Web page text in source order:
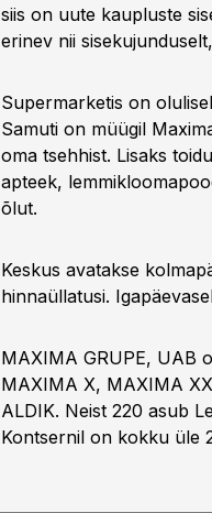
siis on uute kaupluste
erinev nii
Supermarketis on
Samuti on müügil
oma tsehhist. Lisaks
apteek,
õlut.
Keskus avatakse
hinnaüllatusi.
MAXIMA GRUPE, UAB
MAXIMA X, MAXIMA
ALDIK. Neist 220 asub
Kontsernil on kokku üle